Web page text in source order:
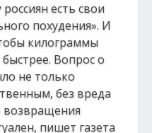
есть свои
похудения». И
килограммы
Вопрос о
не только
без вреда
возвращения
пишет газета